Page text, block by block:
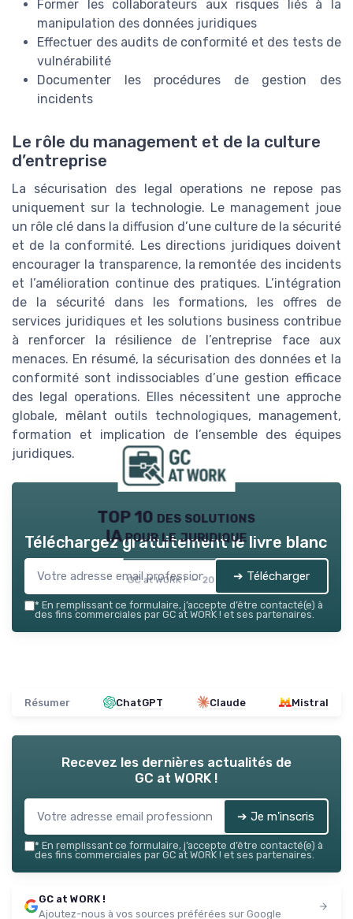
Former les collaborateurs aux risques liés à la
manipulation des données juridiques
Effectuer des audits de conformité et des tests de
vulnérabilité
Documenter les procédures de gestion des
incidents
Le rôle du management et de la culture
d’entreprise
La sécurisation des legal operations ne repose pas
uniquement sur la technologie. Le management joue
un rôle clé dans la diffusion d’une culture de la sécurité
et de la conformité. Les directions juridiques doivent
encourager la transparence, la remontée des incidents
et l’amélioration continue des pratiques. L’intégration
de la sécurité dans les formations, les offres de
services juridiques et les solutions business contribue
à renforcer la résilience de l’entreprise face aux
menaces. En résumé, la sécurisation des données et la
conformité sont indissociables d’une gestion efficace
des legal operations. Elles nécessitent une approche
globale, mêlant outils technologiques, management,
formation et implication de l’ensemble des équipes
juridiques.
TOP 10 des solutions
IA pour le juridique
GC at WORK ! — 2026
Téléchargez gratuitement le livre blanc
➔ Télécharger
* En remplissant ce formulaire, j’accepte d’être contacté(e) à
des fins commerciales par GC at WORK ! et ses partenaires.
Résumer ChatGPT Claude Mistral
Recevez les dernières actualités de
GC at WORK !
➔ Je m'inscris
* En remplissant ce formulaire, j’accepte d’être contacté(e) à
des fins commerciales par GC at WORK ! et ses partenaires.
GC at WORK !
Ajoutez-nous à vos sources préférées sur Google